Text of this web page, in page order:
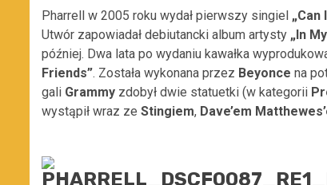
Pharrell w 2005 roku wydał pierwszy singiel „Can
Utwór zapowiadał debiutancki album artysty „In
później. Dwa lata po wydaniu kawałka
Friends”. Została wykonana przez Beyonce na
gali Grammy zdobył dwie statuetki (w kategorii
wystąpił wraz ze Stingiem, Dave’em